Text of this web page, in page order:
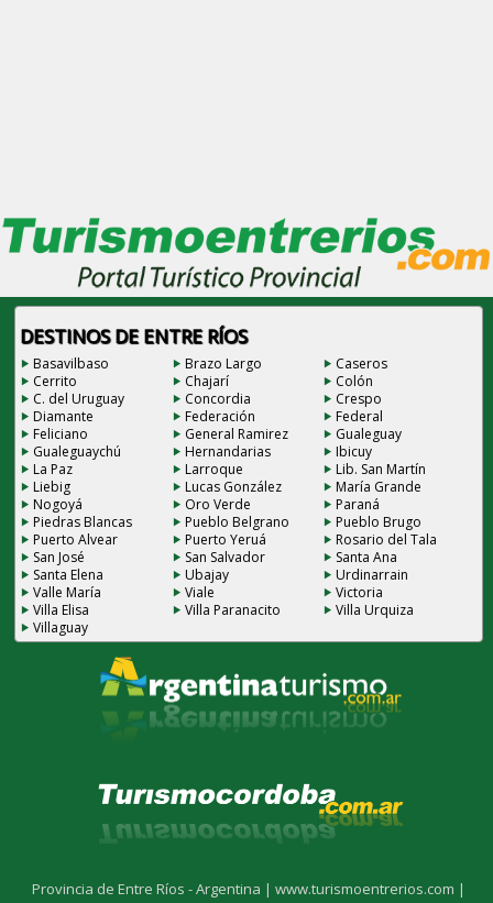
DESTINOS DE ENTRE RÍOS
Basavilbaso Brazo Largo
Caseros
Cerrito
Chajarí
Colón
C. del Uruguay
Concordia
Crespo
Diamante
Federación
Federal
Feliciano
General Ramirez
Gualeguay
Gualeguaychú
Hernandarias
Ibicuy
La Paz
Larroque
Lib. San Martín
Liebig
Lucas González
María Grande
Nogoyá
Oro Verde
Paraná
Piedras Blancas
Pueblo Belgrano
Pueblo Brugo
Puerto Alvear
Puerto Yeruá
Rosario del Tala
San José
San Salvador
Santa Ana
Santa Elena
Ubajay
Urdinarrain
Valle María
Viale
Victoria
Villa Elisa
Villa Paranacito
Villa Urquiza
Villaguay
Provincia de Entre Ríos - Argentina |www.turismoentrerios.com |